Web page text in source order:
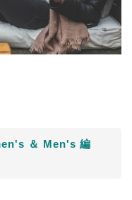
＆ Men's 編